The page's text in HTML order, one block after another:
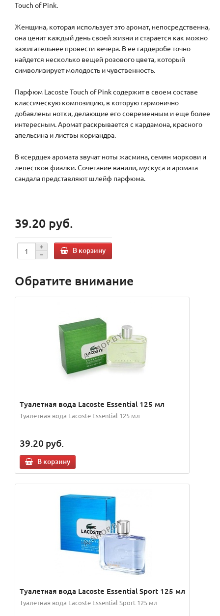
Touch of Pink.
Женщина, которая использует это аромат, непосредственна,
она ценит каждый день своей жизни и старается как можно
зажигательнее провести вечера. В ее гардеробе точно
найдется несколько вещей розового цвета, который
символизирует молодость и чувственность.
Парфюм Lacoste Touch of Pink содержит в своем составе
классическую композицию, в которую гармонично
добавлены нотки, делающие его современным и еще более
интересным. Аромат раскрывается с кардамона, красного
апельсина и листвы кориандра.
В «сердце» аромата звучат ноты жасмина, семян моркови и
лепестков фиалки. Сочетание ванили, мускуса и аромата
сандала представляют шлейф парфюма.
39.20 руб.
В корзину
Обратите внимание
Туалетная вода Lacoste Essential 125 мл
Туалетная вода Lacoste Essential 125 мл
39.20 руб.
В корзину
Туалетная вода Lacoste Essential Sport 125 мл
Туалетная вода Lacoste Essential Sport 125 мл